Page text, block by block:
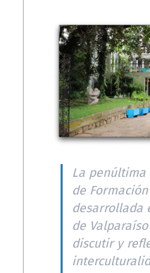
La penúltima
de
desarrollada
de
discutir y